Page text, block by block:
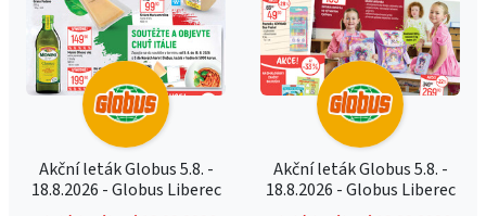
Akční leták Globus 5.8. -
18.8.2026 - Globus Liberec
Akční leták Globus 5.8. -
18.8.2026 - Globus Liberec